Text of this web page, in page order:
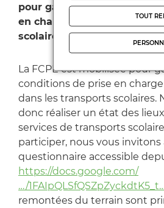
pour garantir de bonnes
en charge de nos enfants
scolaires.
La FCPE est mobilisée pour
conditions de prise en
dans les transports scolaires.
donc réaliser un état des
services de transports
participer, nous vous invitons
questionnaire accessible
https://docs.google.com/
…/
remontées du terrain sont
TOUT